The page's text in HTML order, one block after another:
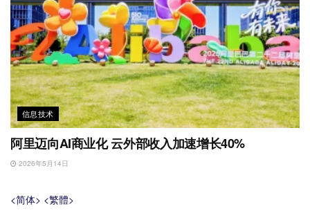
信息技术
阿里迈向AI商业化 云外部收入加速增长40%
2026年5月14日
<简体> <繁體>